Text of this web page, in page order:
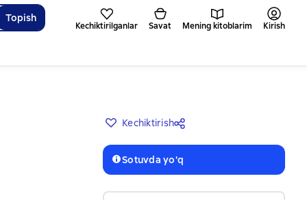
Topish
Kechiktirilganlar Savat Mening kitoblarim Kirish
Kechiktirish
Sotuvda yo'q